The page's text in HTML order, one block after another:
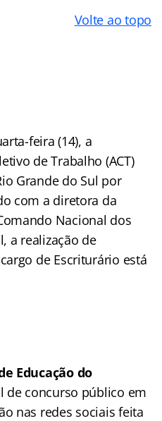
Volte ao topo
feira (14), a
de Trabalho (ACT)
Grande do Sul por
com a diretora da
Nacional dos
a realização de
de Escriturário está
Educação do
de concurso público em
nas redes sociais feita